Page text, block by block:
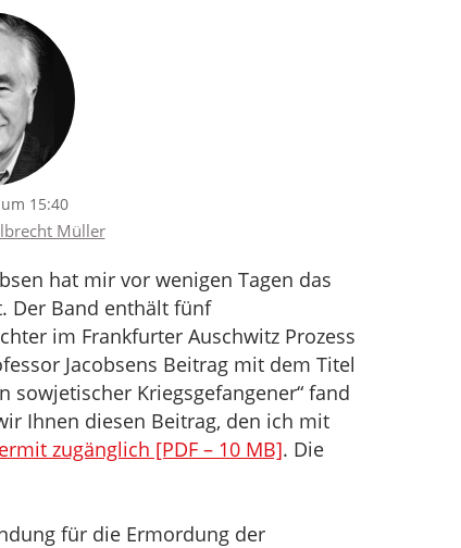
15:40
Müller
hat mir vor wenigen Tagen das
Der Band enthält fünf
im Frankfurter Auschwitz Prozess
Jacobsens Beitrag mit dem Titel
sowjetischer Kriegsgefangener“ fand
Ihnen diesen Beitrag, den ich mit
zugänglich [PDF – 10 MB]. Die
für die Ermordung der